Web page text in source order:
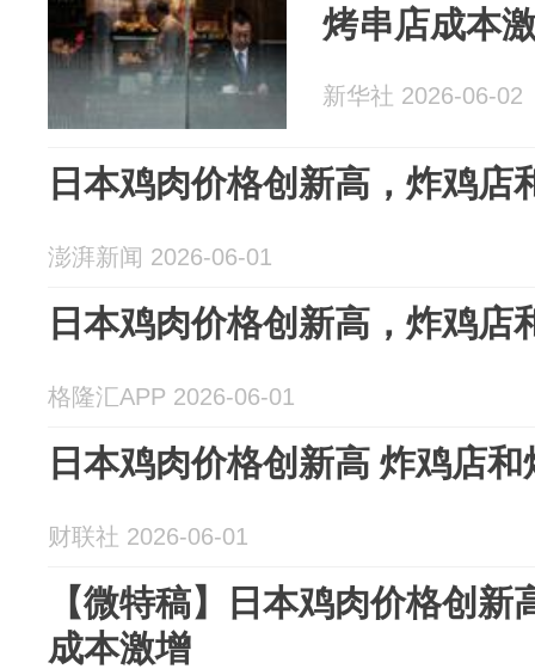
烤串店成本
新华社 2026-06-02
日本鸡肉价格创新高，炸鸡店
澎湃新闻 2026-06-01
日本鸡肉价格创新高，炸鸡店
格隆汇APP 2026-06-01
日本鸡肉价格创新高 炸鸡店
财联社 2026-06-01
【微特稿】日本鸡肉价格创
成本激增